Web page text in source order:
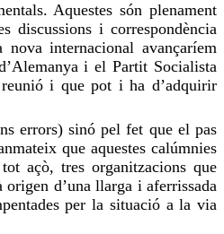
Aquestes són plenament
discussions i correspondència
internacional avançaríem
i el Partit Socialista
reunió i que pot i ha d’adquirir
errors) sinó pel fet que el pas
que aquestes calúmnies
açò, tres organitzacions que
origen d’una llarga i aferrissada
per la situació a la via